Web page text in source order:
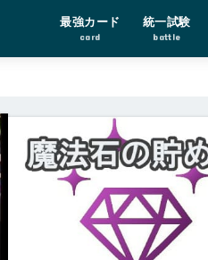
最強カード
card
統一試験
battle